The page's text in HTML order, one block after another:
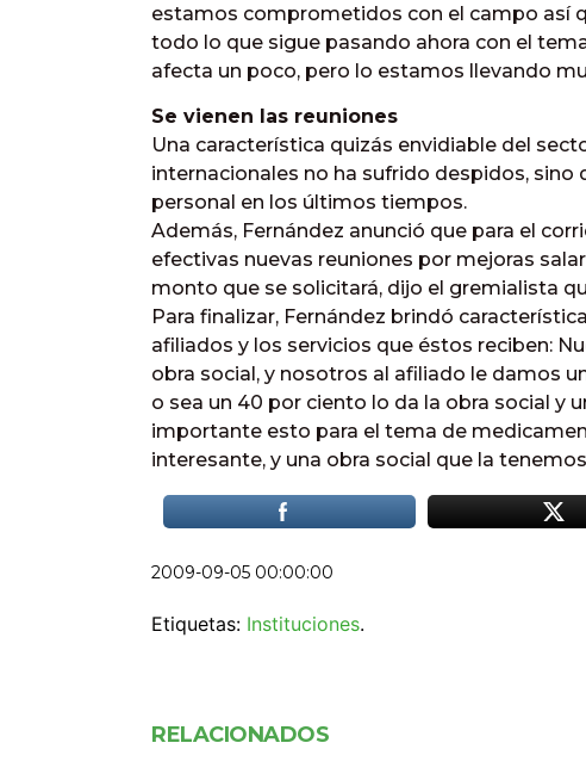
estamos comprometidos con el campo así
todo lo que sigue pasando ahora con el
afecta un poco, pero lo estamos llevando
Se vienen las reuniones
Una característica quizás envidiable del
internacionales no ha sufrido despidos,
personal en los últimos tiempos.
Además, Fernández anunció que para el
efectivas nuevas reuniones por mejoras
monto que se solicitará, dijo el gremialista
Para finalizar, Fernández brindó
afiliados y los servicios que éstos reciben:
obra social, y nosotros al afiliado le damos
o sea un 40 por ciento lo da la obra social y
importante esto para el tema de
interesante, y una obra social que la tenemos
2009-09-05 00:00:00
Etiquetas: Instituciones.
RELACIONADOS